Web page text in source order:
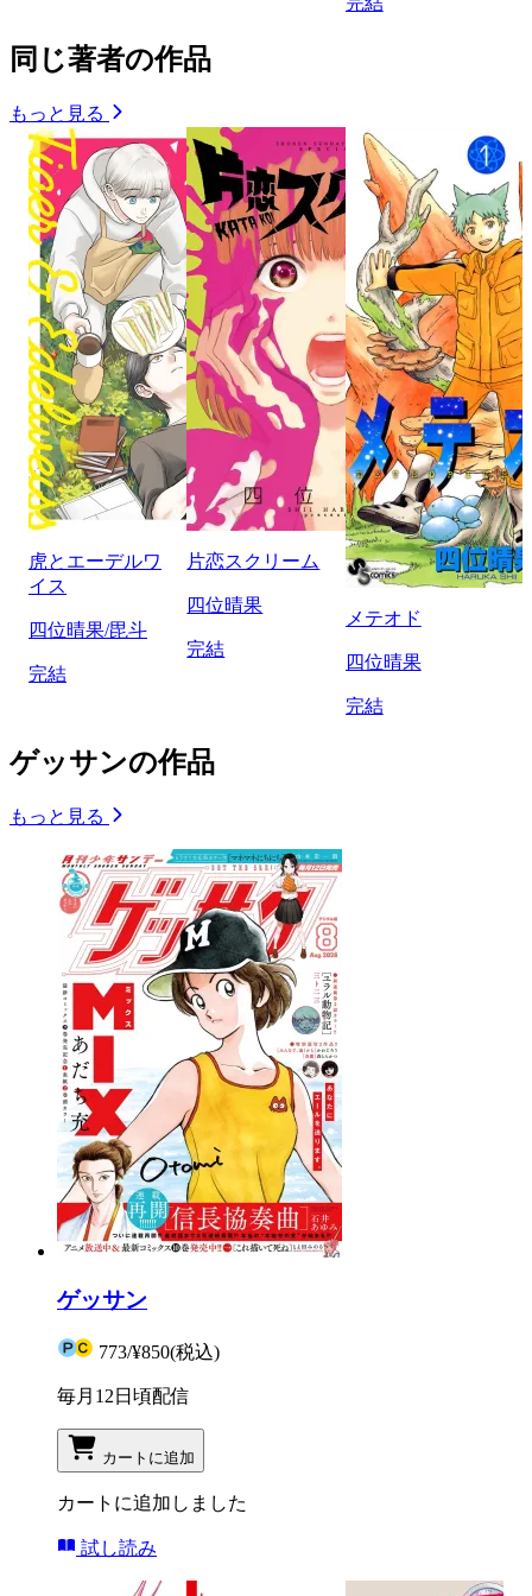
同じ著者の作品
もっと見る
虎とエーデルワ
イス
四位晴果/毘斗
完結
片恋スクリーム
四位晴果
完結
メテオド
四位晴果
完結
ゲッサンの作品
もっと見る
ゲッサン
773/¥850(税込)
毎月12日頃配信
カートに追加
カートに追加しました
試し読み